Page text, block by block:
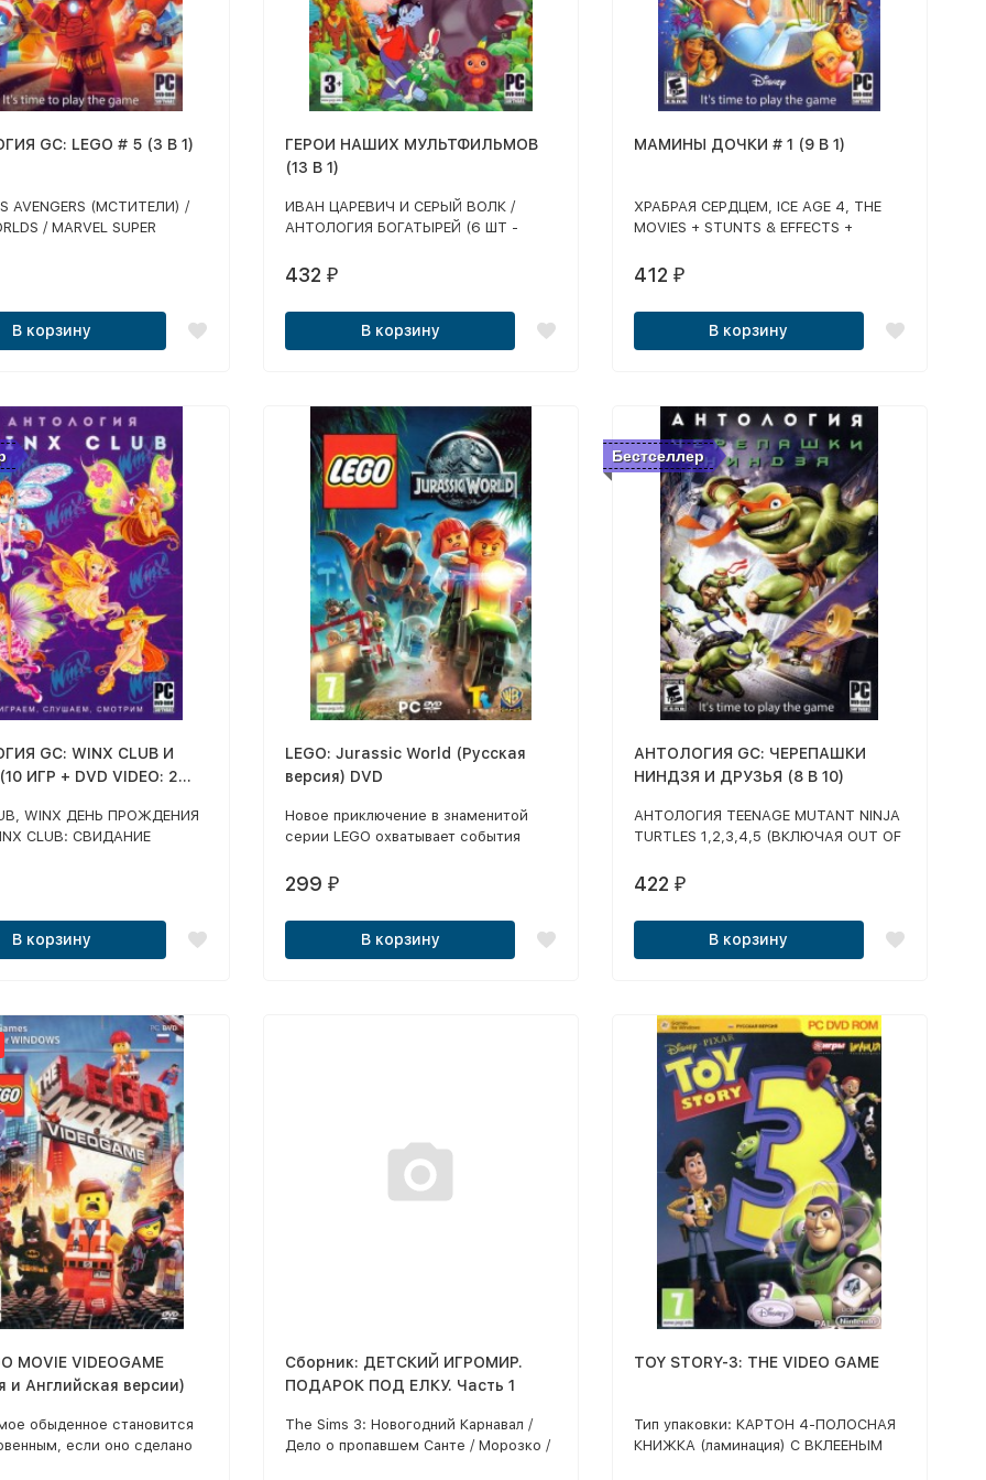
GC: LEGO # 5 (3 В 1)
AVENGERS (МСТИТЕЛИ) /
/ MARVEL SUPER
В корзину
ГЕРОИ НАШИХ МУЛЬТФИЛЬМОВ
(13 В 1)
ИВАН ЦАРЕВИЧ И СЕРЫЙ ВОЛК /
АНТОЛОГИЯ БОГАТЫРЕЙ (6 ШТ -
ПОПОВИЧ, ДОБРЫНЯ НИКИТИЧ И
ЧЕБУРАШКА: УШАСТЫЕ ИСТОРИИ /
ТРОЕ ИЗ ПРОСТОКВАШИНО: НОВЫЙ
ГОД / ПОПУГАЙ КЕША: ТАИТИ
432 ₽
В корзину
МАМИНЫ ДОЧКИ # 1 (9 В 1)
ХРАБРАЯ СЕРДЦЕМ, ICE AGE 4, THE
MOVIES + STUNTS & EFFECTS +
ЧУДЕС, ПРИНЦЕССА И ЛЯГУШКА,
ПРОЖДЕНИЯ БЛУМ, WINX CLUB:
СВИДАНИЕ СТЕЛЛЫ, LERALERA:
ШКОЛА НАЧИНАЮЩЕЙ ЗВЕЗДЫ
412 ₽
В корзину
WINX CLUB И
ИГР + DVD VIDEO: 2
WINX ДЕНЬ ПРОЖДЕНИЯ
CLUB: СВИДАНИЕ
ШКОЛА
КОРОЛЕВСТВА,
ФЕИ: СКОРО В ШКОЛУ,
ВОЛШЕБНАЯ РАДУГА,
КОРОЛЕВСТВА (М/Ф
ПРИКЛЮЧЕНИЕ
WINX IN CONCERT (15
В корзину
LEGO: Jurassic World (Русская
версия) DVD
Новое приключение в знаменитой
серии LEGO охватывает события
«Парк Юрского периода», «Парк
мир», «Парк Юрского периода 3» и,
конечно, «Мир Юрского периода»
299 ₽
В корзину
Бестселлер
АНТОЛОГИЯ GC: ЧЕРЕПАШКИ
НИНДЗЯ И ДРУЗЬЯ (8 В 10)
АНТОЛОГИЯ TEENAGE MUTANT NINJA
TURTLES 1,2,3,4,5 (ВКЛЮЧАЯ OUT OF
(СУБТИТРЫ) / MINI NINJAS (ОЗВУЧКА)
422 ₽
В корзину
MOVIE VIDEOGAME
и Английская версии)
обыденное становится
если оно сделано
Сборник: ДЕТСКИЙ ИГРОМИР.
ПОДАРОК ПОД ЕЛКУ. Часть 1
The Sims 3: Новогодний Карнавал /
Дело о пропавшем Санте / Морозко /
TOY STORY-3: THE VIDEO GAME
Тип упаковки: КАРТОН 4-ПОЛОСНАЯ
КНИЖКА (ламинация) С ВКЛЕЕНЫМ